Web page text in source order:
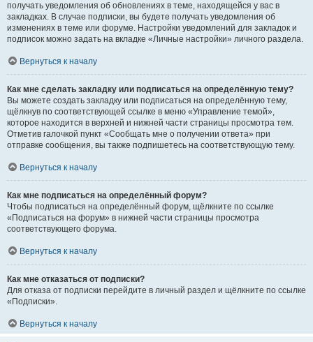
получать уведомления об обновлениях в теме, находящейся у вас в
закладках. В случае подписки, вы будете получать уведомления об
изменениях в теме или форуме. Настройки уведомлений для закладок и
подписок можно задать на вкладке «Личные настройки» личного раздела.
Вернуться к началу
Как мне сделать закладку или подписаться на определённую тему?
Вы можете создать закладку или подписаться на определённую тему,
щёлкнув по соответствующей ссылке в меню «Управление темой»,
которое находится в верхней и нижней части страницы просмотра тем.
Отметив галочкой пункт «Сообщать мне о получении ответа» при
отправке сообщения, вы также подпишетесь на соответствующую тему.
Вернуться к началу
Как мне подписаться на определённый форум?
Чтобы подписаться на определённый форум, щёлкните по ссылке
«Подписаться на форум» в нижней части страницы просмотра
соответствующего форума.
Вернуться к началу
Как мне отказаться от подписки?
Для отказа от подписки перейдите в личный раздел и щёлкните по ссылке
«Подписки».
Вернуться к началу